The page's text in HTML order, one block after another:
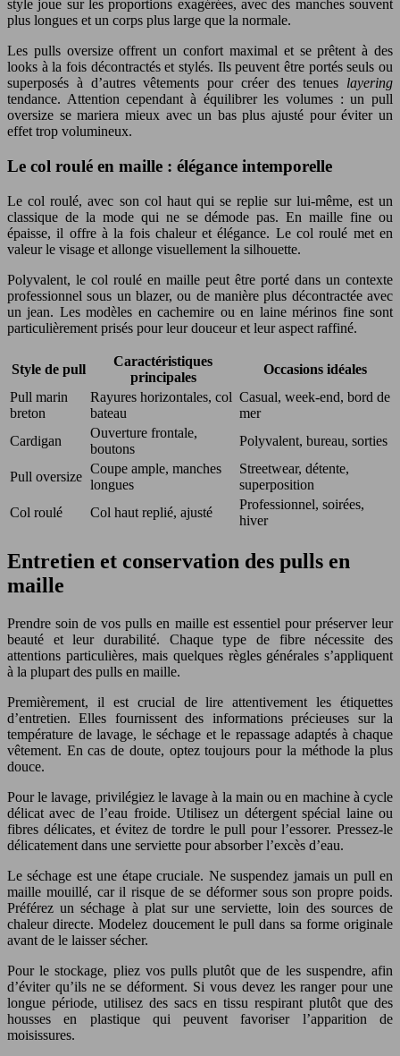
style joue sur les proportions exagérées, avec des manches souvent
plus longues et un corps plus large que la normale.
Les pulls oversize offrent un confort maximal et se prêtent à des
looks à la fois décontractés et stylés. Ils peuvent être portés seuls ou
superposés à d’autres vêtements pour créer des tenues layering
tendance. Attention cependant à équilibrer les volumes : un pull
oversize se mariera mieux avec un bas plus ajusté pour éviter un
effet trop volumineux.
Le col roulé en maille : élégance intemporelle
Le col roulé, avec son col haut qui se replie sur lui-même, est un
classique de la mode qui ne se démode pas. En maille fine ou
épaisse, il offre à la fois chaleur et élégance. Le col roulé met en
valeur le visage et allonge visuellement la silhouette.
Polyvalent, le col roulé en maille peut être porté dans un contexte
professionnel sous un blazer, ou de manière plus décontractée avec
un jean. Les modèles en cachemire ou en laine mérinos fine sont
particulièrement prisés pour leur douceur et leur aspect raffiné.
Style de pull
Caractéristiques
principales
Occasions idéales
Pull marin
breton
Rayures horizontales, col
bateau
Casual, week-end, bord de
mer
Cardigan
Ouverture frontale,
boutons
Polyvalent, bureau, sorties
Pull oversize
Coupe ample, manches
longues
Streetwear, détente,
superposition
Col roulé
Col haut replié, ajusté
Professionnel, soirées,
hiver
Entretien et conservation des pulls en
maille
Prendre soin de vos pulls en maille est essentiel pour préserver leur
beauté et leur durabilité. Chaque type de fibre nécessite des
attentions particulières, mais quelques règles générales s’appliquent
à la plupart des pulls en maille.
Premièrement, il est crucial de lire attentivement les étiquettes
d’entretien. Elles fournissent des informations précieuses sur la
température de lavage, le séchage et le repassage adaptés à chaque
vêtement. En cas de doute, optez toujours pour la méthode la plus
douce.
Pour le lavage, privilégiez le lavage à la main ou en machine à cycle
délicat avec de l’eau froide. Utilisez un détergent spécial laine ou
fibres délicates, et évitez de tordre le pull pour l’essorer. Pressez-le
délicatement dans une serviette pour absorber l’excès d’eau.
Le séchage est une étape cruciale. Ne suspendez jamais un pull en
maille mouillé, car il risque de se déformer sous son propre poids.
Préférez un séchage à plat sur une serviette, loin des sources de
chaleur directe. Modelez doucement le pull dans sa forme originale
avant de le laisser sécher.
Pour le stockage, pliez vos pulls plutôt que de les suspendre, afin
d’éviter qu’ils ne se déforment. Si vous devez les ranger pour une
longue période, utilisez des sacs en tissu respirant plutôt que des
housses en plastique qui peuvent favoriser l’apparition de
moisissures.